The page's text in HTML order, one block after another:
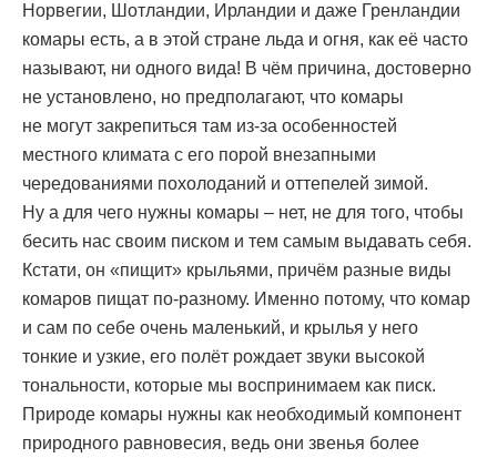
Норвегии, Шотландии, Ирландии и даже Гренландии
комары есть, а в этой стране льда и огня, как её часто
называют, ни одного вида! В чём причина, достоверно
не установлено, но предполагают, что комары
не могут закрепиться там из-за особенностей
местного климата с его порой внезапными
чередованиями похолоданий и оттепелей зимой.
Ну а для чего нужны комары – нет, не для того, чтобы
бесить нас своим писком и тем самым выдавать себя.
Кстати, он «пищит» крыльями, причём разные виды
комаров пищат по-разному. Именно потому, что комар
и сам по себе очень маленький, и крылья у него
тонкие и узкие, его полёт рождает звуки высокой
тональности, которые мы воспринимаем как писк.
Природе комары нужны как необходимый компонент
природного равновесия, ведь они звенья более